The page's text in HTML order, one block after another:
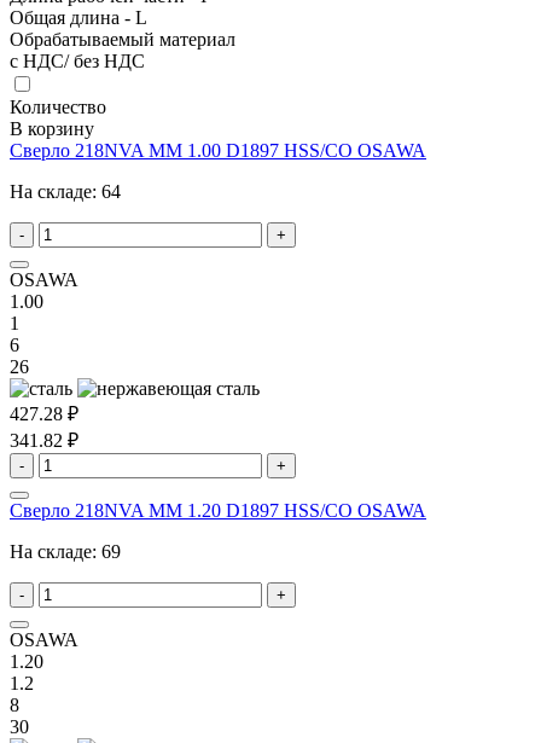
Общая длина - L
Обрабатываемый материал
с НДС/ без НДС
Количество
В корзину
Сверло 218NVA MM 1.00 D1897 HSS/CO OSAWA
На складе: 64
- +
OSAWA
1.00
1
6
26
427.28 ₽
341.82 ₽
- +
Сверло 218NVA MM 1.20 D1897 HSS/CO OSAWA
На складе: 69
- +
OSAWA
1.20
1.2
8
30